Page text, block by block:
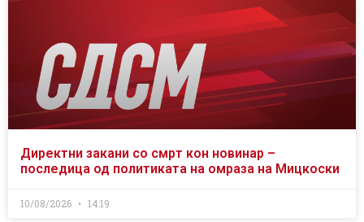
Директни закани со смрт кон новинар –
последица од политиката на омраза на Мицкоски
10/08/2026 14:19